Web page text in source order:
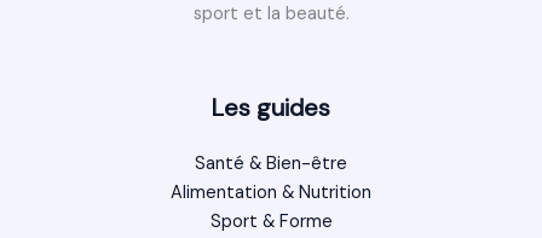
sport et la beauté.
Les guides
Santé & Bien-être
Alimentation & Nutrition
Sport & Forme